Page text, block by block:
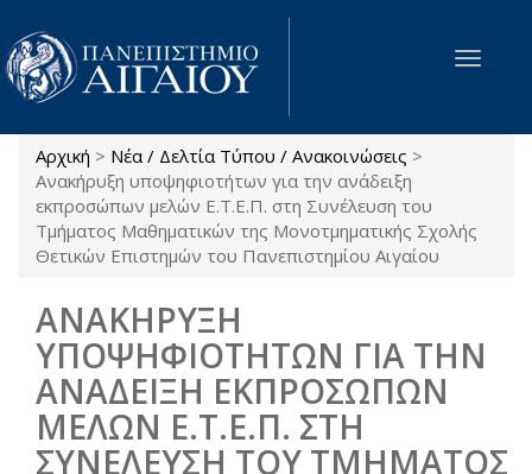
Παράκαμψη προς το κυρίως περιεχόμενο
Toggle
Είστε εδώ
Αρχική > Νέα / Δελτία Τύπου / Ανακοινώσεις >
Ανακήρυξη υποψηφιοτήτων για την ανάδειξη
εκπροσώπων μελών Ε.Τ.Ε.Π. στη Συνέλευση του
Τμήματος Μαθηματικών της Μονοτμηματικής Σχολής
Θετικών Επιστημών του Πανεπιστημίου Αιγαίου
ΑΝΑΚΗΡΥΞΗ
ΥΠΟΨΗΦΙΟΤΗΤΩΝ ΓΙΑ ΤΗΝ
ΑΝΑΔΕΙΞΗ ΕΚΠΡΟΣΩΠΩΝ
ΜΕΛΩΝ Ε.Τ.Ε.Π. ΣΤΗ
ΣΥΝΕΛΕΥΣΗ ΤΟΥ ΤΜΗΜΑΤΟΣ